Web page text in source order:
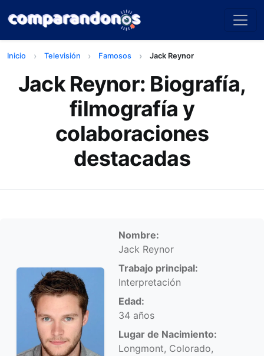
Inicio Televisión Famosos Jack Reynor
Jack Reynor: Biografía,
filmografía y
colaboraciones
destacadas
Información personal
Nombre:
Jack Reynor
Trabajo principal:
Interpretación
Edad:
34 años
Lugar de Nacimiento:
Longmont, Colorado,